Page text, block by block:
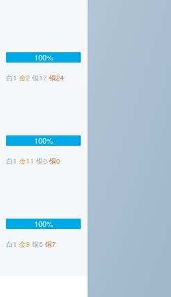
100%
白1 金2 银17 铜24
100%
白1 金11 银0 铜0
100%
白1 金8 银5 铜7